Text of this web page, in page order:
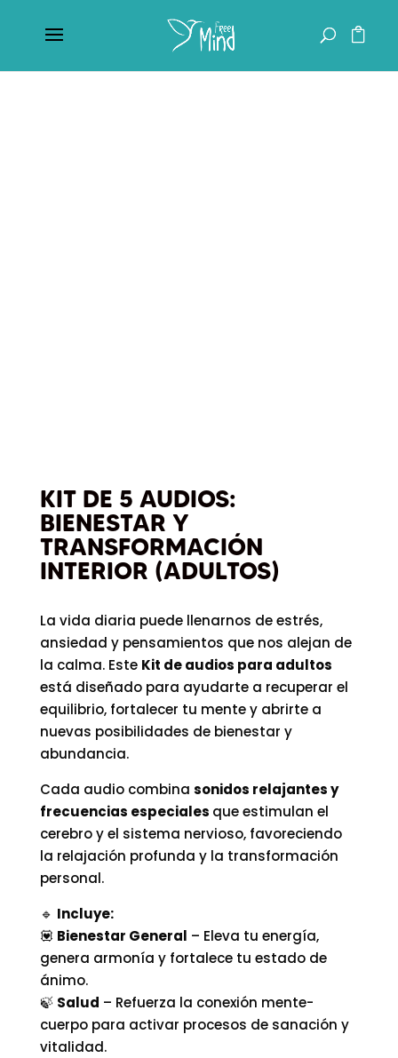
KIT DE 5 AUDIOS:
BIENESTAR Y
TRANSFORMACIÓN
INTERIOR (ADULTOS)
La vida diaria puede llenarnos de estrés,
ansiedad y pensamientos que nos alejan de
la calma. Este Kit de audios para adultos
está diseñado para ayudarte a recuperar el
equilibrio, fortalecer tu mente y abrirte a
nuevas posibilidades de bienestar y
abundancia.
Cada audio combina sonidos relajantes y
frecuencias especiales que estimulan el
cerebro y el sistema nervioso, favoreciendo
la relajación profunda y la transformación
personal.
🔹 Incluye:
💟 Bienestar General – Eleva tu energía,
genera armonía y fortalece tu estado de
ánimo.
🍃 Salud – Refuerza la conexión mente-
cuerpo para activar procesos de sanación y
vitalidad.